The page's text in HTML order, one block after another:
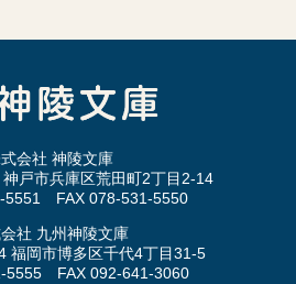
会社 神陵文庫
戸市兵庫区荒田町2丁目2-14
5551 FAX 078-531-5550
社 九州神陵文庫
岡市博多区千代4丁目31-5
5555 FAX 092-641-3060